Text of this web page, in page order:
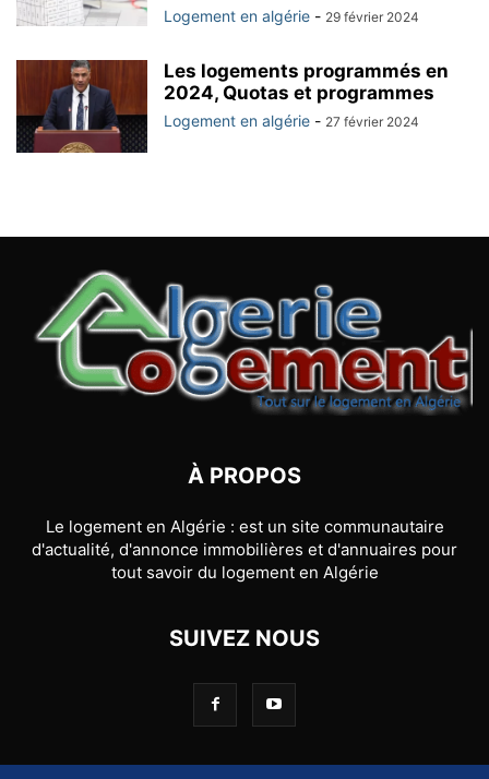
Logement en algérie - 29 février 2024
Les logements programmés en
2024, Quotas et programmes
Logement en algérie - 27 février 2024
À PROPOS
Le logement en Algérie : est un site communautaire
d'actualité, d'annonce immobilières et d'annuaires pour
tout savoir du logement en Algérie
SUIVEZ NOUS